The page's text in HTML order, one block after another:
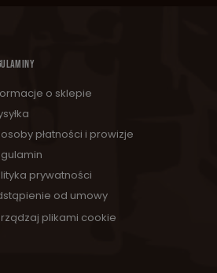
o sklepie
płatności i prowizje
prywatności
od umowy
plikami cookie